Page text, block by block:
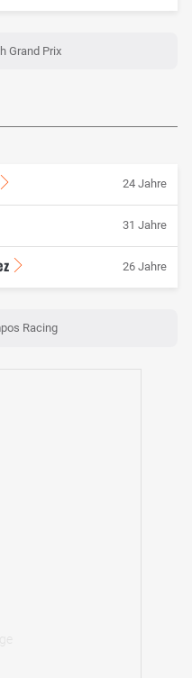
Grand Prix
24 Jahre
31 Jahre
26 Jahre
Racing